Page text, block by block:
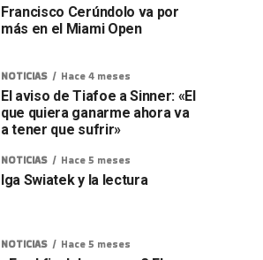
Francisco Cerúndolo va por
más en el Miami Open
NOTICIAS Hace 4 meses
El aviso de Tiafoe a Sinner: «El
que quiera ganarme ahora va
a tener que sufrir»
NOTICIAS Hace 5 meses
Iga Swiatek y la lectura
NOTICIAS Hace 5 meses